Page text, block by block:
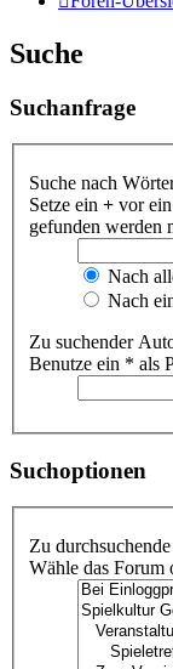
Suche
Suchanfrage
Suche nach
Setze ein + vor
gefunden werden
Nach
Nach
Zu suchender
Benutze ein * als
Suchoptionen
Zu
Wähle das Forum